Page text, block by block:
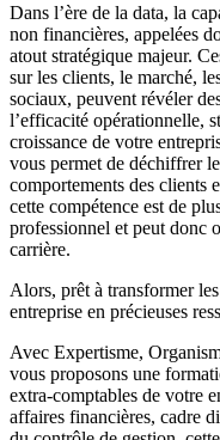
Dans l’ère de la data, la
non financières, appelées
atout stratégique majeur.
sur les clients, le marché,
sociaux, peuvent révéler
l’efficacité opérationnelle,
croissance de votre
vous permet de déchiffrer
comportements des clients
cette compétence est de
professionnel et peut donc
carrière.
Alors, prêt à transformer
entreprise en précieuses
Avec Expertisme,
vous proposons une
extra-comptables de votre
affaires financières, cadre